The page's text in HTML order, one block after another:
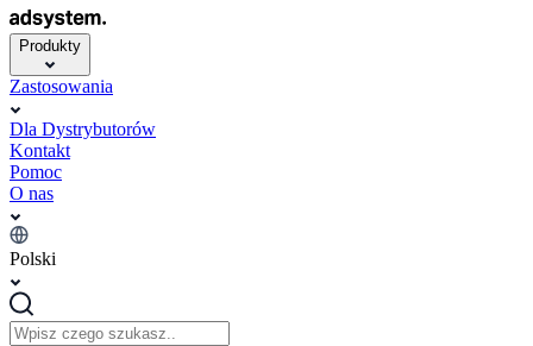
Produkty
Zastosowania
Dla Dystrybutorów
Kontakt
Pomoc
O nas
Polski